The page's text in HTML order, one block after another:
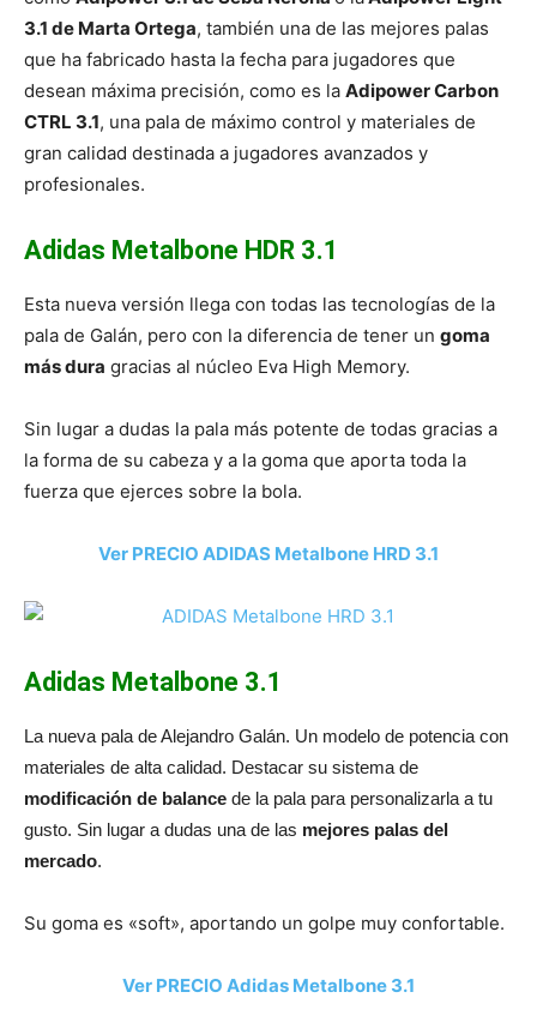
3.1 de Marta Ortega, también una de las mejores palas
que ha fabricado hasta la fecha para jugadores que
desean máxima precisión, como es la Adipower Carbon
CTRL 3.1, una pala de máximo control y materiales de
gran calidad destinada a jugadores avanzados y
profesionales.
Adidas Metalbone HDR 3.1
Esta nueva versión llega con todas las tecnologías de la
pala de Galán, pero con la diferencia de tener un goma
más dura gracias al núcleo Eva High Memory.
Sin lugar a dudas la pala más potente de todas gracias a
la forma de su cabeza y a la goma que aporta toda la
fuerza que ejerces sobre la bola.
Ver PRECIO ADIDAS Metalbone HRD 3.1
Adidas Metalbone 3.1
La nueva pala de Alejandro Galán. Un modelo de potencia con
materiales de alta calidad. Destacar su sistema de
modificación de balance de la pala para personalizarla a tu
gusto. Sin lugar a dudas una de las mejores palas del
mercado.
Su goma es «soft», aportando un golpe muy confortable.
Ver PRECIO Adidas Metalbone 3.1